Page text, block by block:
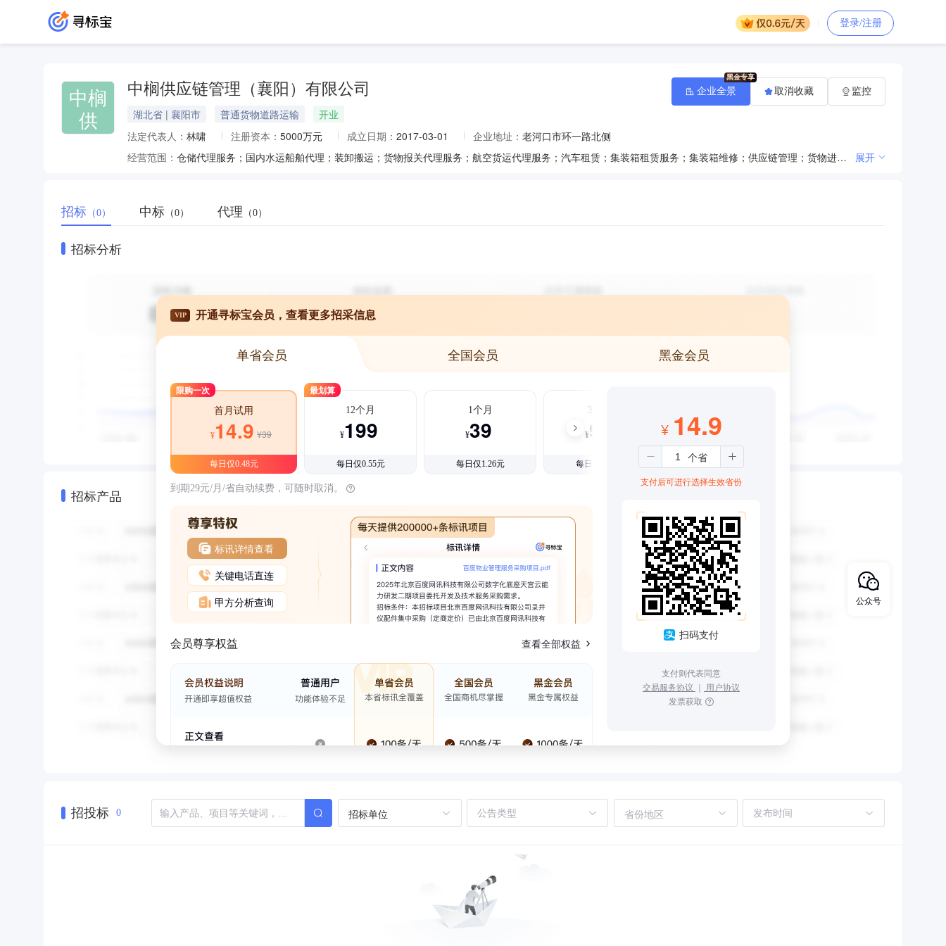
登录/注册
中榈
供
中榈供应链管理（襄阳）有限公司
湖北省 | 襄阳市 普通货物道路运输
开业
法定代表人： 林啸 注册资本： 5000万元 成立日期： 2017-03-01 企业地址： 老河口市环一路北侧
经营范围：
仓储代理服务；国内水运船舶代理；装卸搬运；货物报关代理服务；航空货运代理服务；汽车租赁；集装箱租赁服务；集装箱维修；供应链管理；货物进出口(专营专控商品除外)；技术进出口；道路货物运输代理；钢材、金属制品、金属及金属矿批发(国家专营专控类除外；铁合金冶炼；道路普通货物运输；国际海运船舶代理；再生物资回收与批发；增值电信业务。（依法须经批准的项目，经相关部门批准后方可开展经营活动） 展开
企业全景 取消收藏 监控
招标 （0） 中标 （0） 代理 （0）
招标分析
招标产品
VIP 开通寻标宝会员，查看更多招采信息
单省会员 全国会员 黑金会员
限购一次
首月试用
¥14.9 ¥39
每日仅0.48元
最划算
12个月
¥199
每日仅0.55元
1个月
¥39
每日仅1.26元
3个月
¥99
每日仅1.08元
到期29元/月/省自动续费，可随时取消。
标讯详情查看
关键电话直连
甲方分析查询
会员尊享权益 查看全部权益
¥ 14.9
支付后可进行选择生效省份
扫码支付
支付则代表同意
交易服务协议 ｜ 用户协议
发票获取
招投标 0 招标单位 省份地区
公众号